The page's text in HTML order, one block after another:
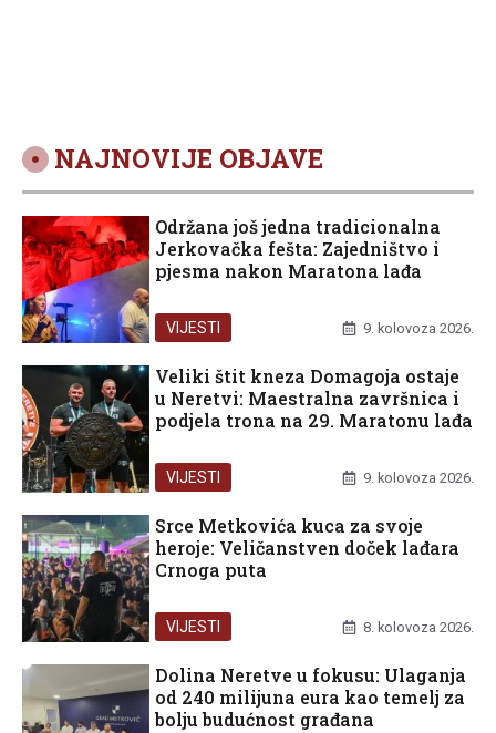
NAJNOVIJE OBJAVE
Održana još jedna tradicionalna
Jerkovačka fešta: Zajedništvo i
pjesma nakon Maratona lađa
VIJESTI 9. kolovoza 2026.
Veliki štit kneza Domagoja ostaje
u Neretvi: Maestralna završnica i
podjela trona na 29. Maratonu lađa
VIJESTI 9. kolovoza 2026.
Srce Metkovića kuca za svoje
heroje: Veličanstven doček lađara
Crnoga puta
VIJESTI 8. kolovoza 2026.
Dolina Neretve u fokusu: Ulaganja
od 240 milijuna eura kao temelj za
bolju budućnost građana